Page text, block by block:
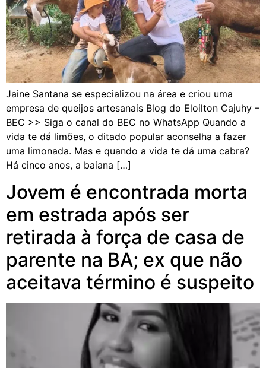
Jaine Santana se especializou na área e criou uma
empresa de queijos artesanais Blog do Eloilton Cajuhy –
BEC >> Siga o canal do BEC no WhatsApp Quando a
vida te dá limões, o ditado popular aconselha a fazer
uma limonada. Mas e quando a vida te dá uma cabra?
Há cinco anos, a baiana […]
Jovem é encontrada morta
em estrada após ser
retirada à força de casa de
parente na BA; ex que não
aceitava término é suspeito